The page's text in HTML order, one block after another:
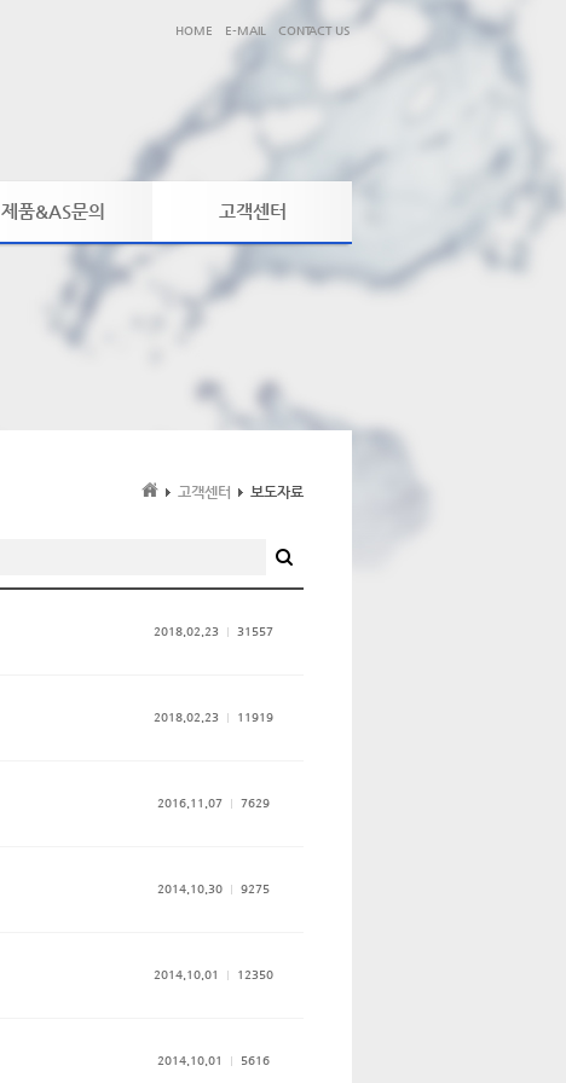
HOME E-MAIL CONTACT US
제품&AS문의 고객센터
공지사항
제품동영상
고객센터 보도자료
2018.02.23 31557
2018.02.23 11919
2016.11.07 7629
2014.10.30 9275
2014.10.01 12350
2014.10.01 5616